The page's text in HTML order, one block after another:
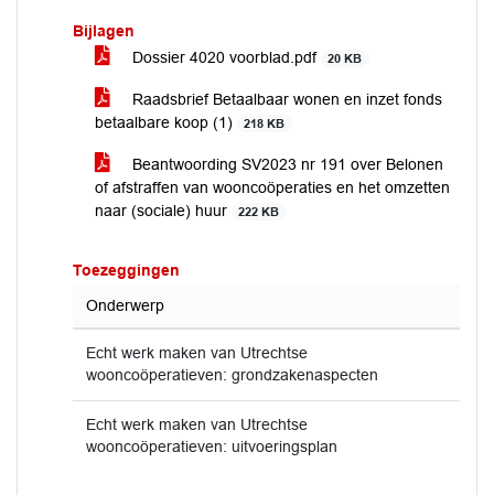
Bijlagen
Dossier 4020 voorblad.pdf
20 KB
Raadsbrief Betaalbaar wonen en inzet fonds
betaalbare koop (1)
218 KB
Beantwoording SV2023 nr 191 over Belonen
of afstraffen van wooncoöperaties en het omzetten
naar (sociale) huur
222 KB
Toezeggingen
Onderwerp
Echt werk maken van Utrechtse
wooncoöperatieven: grondzakenaspecten
Echt werk maken van Utrechtse
wooncoöperatieven: uitvoeringsplan